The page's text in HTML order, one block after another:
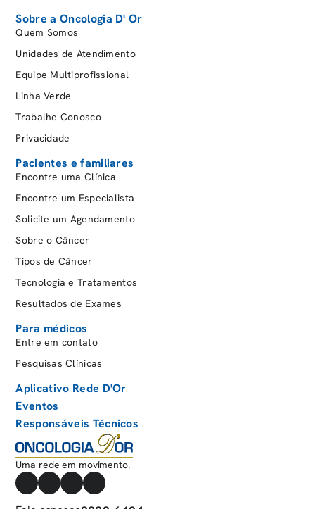
Sobre a Oncologia D' Or
Quem Somos
Unidades de Atendimento
Equipe Multiprofissional
Linha Verde
Trabalhe Conosco
Privacidade
Pacientes e familiares
Encontre uma Clínica
Encontre um Especialista
Solicite um Agendamento
Sobre o Câncer
Tipos de Câncer
Tecnologia e Tratamentos
Resultados de Exames
Para médicos
Entre em contato
Pesquisas Clínicas
Aplicativo Rede D'Or
Eventos
Responsáveis Técnicos
Uma rede em movimento.